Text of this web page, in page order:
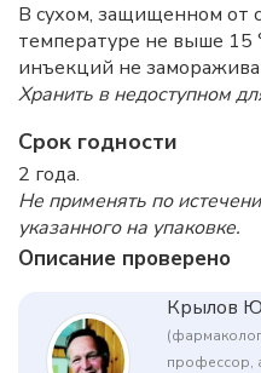
В сухом, защищенном от
температуре не выше 15
инъекций не
Хранить в недоступном
Срок годности
2 года.
Не применять по
указанного на упаковке.
Описание проверено
Крылов
профессор,